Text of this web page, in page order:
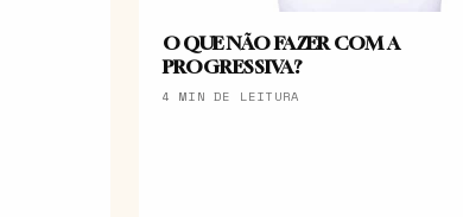
O QUE NÃO FAZER COM A
PROGRESSIVA?
4 MIN DE LEITURA